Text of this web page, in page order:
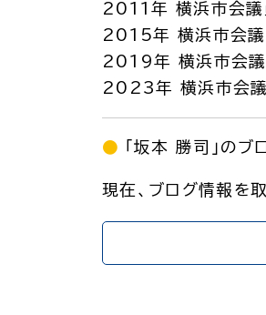
2011年 横浜市会議
2015年 横浜市会
2019年 横浜市会
2023年 横浜市会
「坂本 勝司」のブ
現在、ブログ情報を